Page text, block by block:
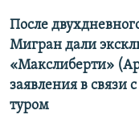
XƏBƏR
После
Мигран дали
«Макслиберти»
заявления в
туром